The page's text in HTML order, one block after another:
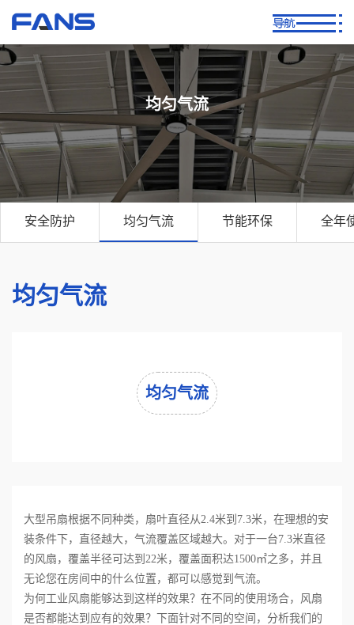
均匀气流
安全防护 均匀气流 节能环保 全年
均匀气流
均匀气流
大型吊扇根据不同种类，扇叶直径从2.4米到7.3米，在理想的安
装条件下，直径越大，气流覆盖区域越大。对于一台7.3米直径
的风扇，覆盖半径可达到22米，覆盖面积达1500㎡之多，并且
无论您在房间中的什么位置，都可以感觉到气流。
为何工业风扇能够达到这样的效果？在不同的使用场合，风扇
是否都能达到应有的效果？下面针对不同的空间，分析我们的